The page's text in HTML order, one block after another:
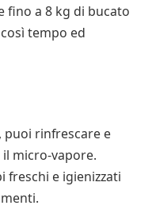
fino a 8 kg di bucato
tempo ed
puoi rinfrescare e
micro-vapore.
freschi e igienizzati